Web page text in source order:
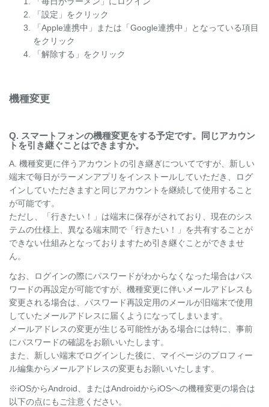
「設定」をクリック
「Apple連携中」または「Google連携中」となっている項目
をクリック
「解除する」をクリック
機種変更
Q. スマートフォンの機種変更をする予定です。同じアカウン
トを引き継ぐことはできますか。
A. 機種変更に伴うアカウントの引き継ぎについてですが、新しい
端末で毎日がラーメンアプリをインストールしていただき、ログ
インしていただきますと同じアカウントを継続して使用すること
が可能です。
ただし、「行きたい！」は端末に保存がされており、現在のシス
テムの仕様上、異なる端末間で「行きたい！」を共有することが
できない仕組みとなっておりますため引き継ぐことができませ
ん。
なお、ログインの際にパスワードがわからなくなった場合はパス
ワードの再設定が可能ですが、機種変更に伴いメールアドレスも
変更される場合は、パスワード再設定用のメールが旧端末で使用
していたメールアドレスに届くようになってしまいます。
メールアドレスの変更が生じる可能性がある場合には特に、事前
にパスワードの確認をお願いいたします。
また、新しい端末でログインした後に、マイページのプロフィー
ル編集からメールアドレスの変更もお願いいたします。
※iOSからAndroid、またはAndroidからiOSへの機種変更の場合は
以下の点にもご注意ください。